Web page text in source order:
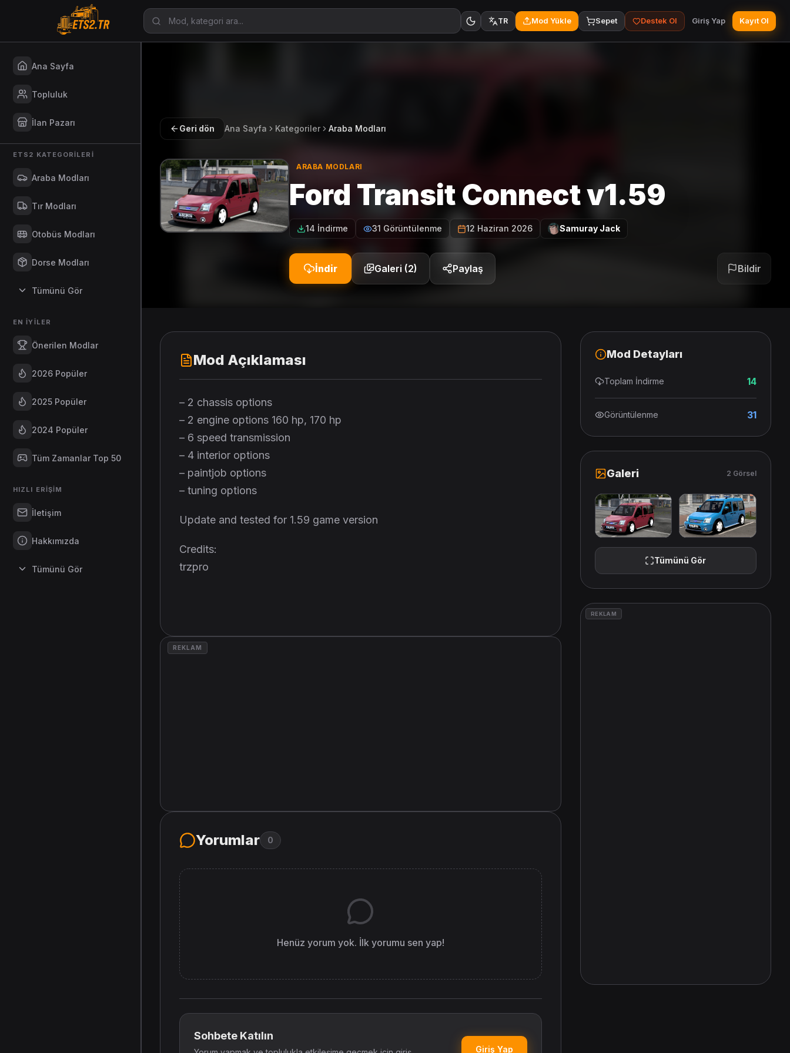
TR Mod Yükle Sepet Destek Ol Giriş Yap Kayıt Ol
Ana Sayfa
Topluluk
İlan Pazarı
ETS2 KATEGORILERI
Araba Modları
Tır Modları
Otobüs Modları
Dorse Modları
Tümünü Gör
EN İYILER
Önerilen Modlar
2026 Popüler
2025 Popüler
2024 Popüler
Tüm Zamanlar Top 50
HIZLI ERIŞIM
İletişim
Hakkımızda
Tümünü Gör
Geri dön Ana Sayfa Kategoriler Araba Modları
ARABA MODLARI
Ford Transit Connect v1.59
14 İndirme 31 Görüntülenme 12 Haziran 2026 Samuray Jack
İndir Galeri (2) Paylaş Bildir
Mod Açıklaması
– 2 chassis options
– 2 engine options 160 hp, 170 hp
– 6 speed transmission
– 4 interior options
– paintjob options
– tuning options
Update and tested for 1.59 game version
Credits:
trzpro
REKLAM
Yorumlar 0
Henüz yorum yok. İlk yorumu sen yap!
Sohbete Katılın
Giriş Yap
Mod Detayları
Toplam İndirme 14
Görüntülenme 31
Galeri 2 Görsel
Tümünü Gör
REKLAM